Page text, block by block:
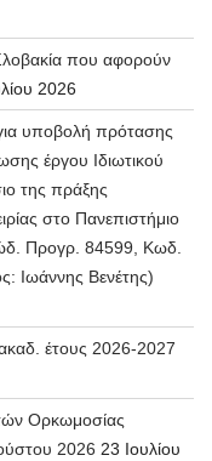
που αφορούν
2026
υποβολή πρότασης
έργου Ιδιωτικού
της πράξης
στο Πανεπιστήμιο
Προγρ. 84599, Κωδ.
Ιωάννης Βενέτης)
έτους 2026-2027
Ορκωμοσίας
2026 23 Ιουλίου